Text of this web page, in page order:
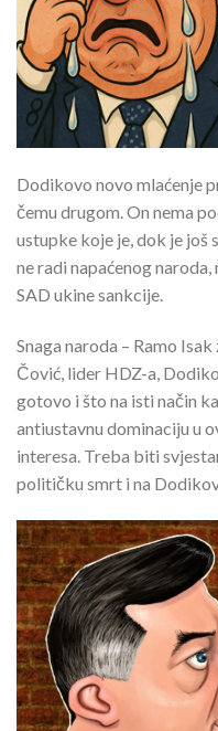
Dodikovo novo mlaćenje
čemu drugom. On nema
ustupke koje je, dok je još
ne radi napaćenog
SAD ukine sankcije.
Snaga naroda – Ramo
Čović, lider HDZ-a,
gotovo i što na isti način
antiustavnu dominaciju u
interesa. Treba biti
političku smrt i na